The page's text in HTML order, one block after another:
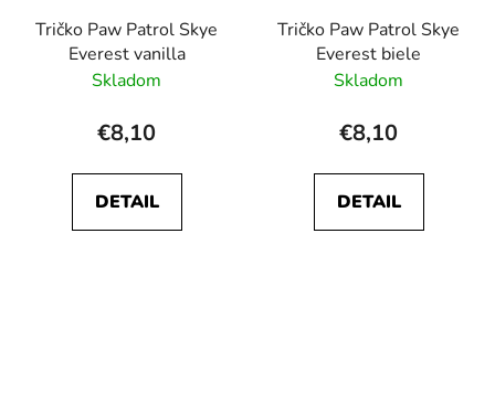
Tričko Paw Patrol Skye
Everest vanilla
Skladom
€8,10
DETAIL
Tričko Paw Patrol Skye
Everest biele
Skladom
€8,10
DETAIL